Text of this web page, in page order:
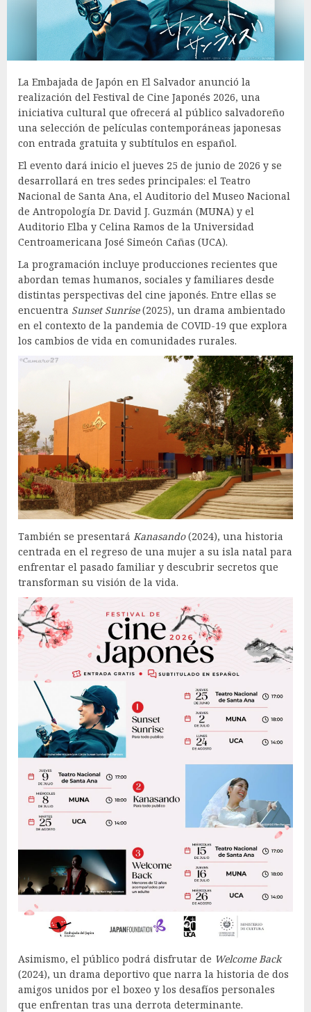
La Embajada de Japón en El Salvador anunció la
realización del Festival de Cine Japonés 2026, una
iniciativa cultural que ofrecerá al público salvadoreño
una selección de películas contemporáneas japonesas
con entrada gratuita y subtítulos en español.
El evento dará inicio el jueves 25 de junio de 2026 y se
desarrollará en tres sedes principales: el Teatro
Nacional de Santa Ana, el Auditorio del Museo Nacional
de Antropología Dr. David J. Guzmán (MUNA) y el
Auditorio Elba y Celina Ramos de la Universidad
Centroamericana José Simeón Cañas (UCA).
La programación incluye producciones recientes que
abordan temas humanos, sociales y familiares desde
distintas perspectivas del cine japonés. Entre ellas se
encuentra Sunset Sunrise(2025), un drama ambientado
en el contexto de la pandemia de COVID-19 que explora
los cambios de vida en comunidades rurales.
También se presentará Kanasando(2024), una historia
centrada en el regreso de una mujer a su isla natal para
enfrentar el pasado familiar y descubrir secretos que
transforman su visión de la vida.
Asimismo, el público podrá disfrutar de Welcome Back
(2024), un drama deportivo que narra la historia de dos
amigos unidos por el boxeo y los desafíos personales
que enfrentan tras una derrota determinante.